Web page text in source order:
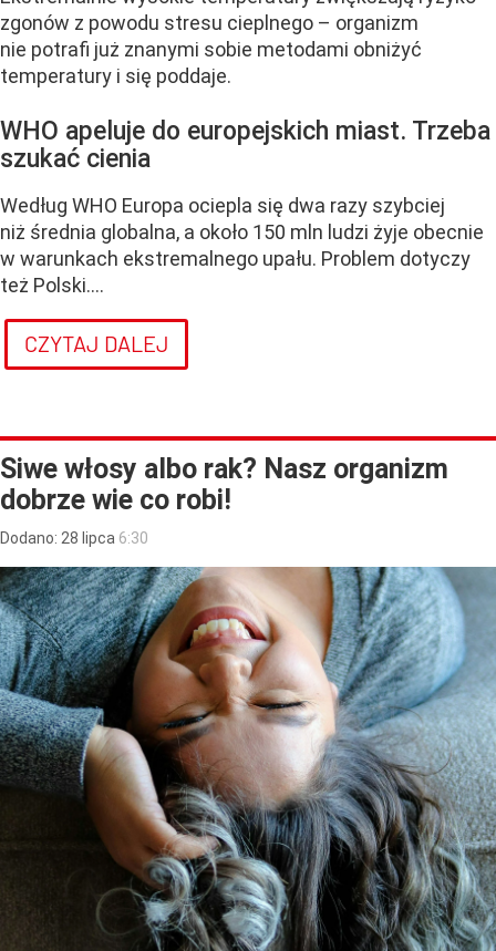
zgonów z powodu stresu cieplnego – organizm
nie potrafi już znanymi sobie metodami obniżyć
temperatury i się poddaje.
WHO apeluje do europejskich miast. Trzeba
szukać cienia
Według WHO Europa ociepla się dwa razy szybciej
niż średnia globalna, a około 150 mln ludzi żyje obecnie
w warunkach ekstremalnego upału. Problem dotyczy
też Polski....
CZYTAJ DALEJ
Siwe włosy albo rak? Nasz organizm
dobrze wie co robi!
Dodano: 28 lipca 6:30